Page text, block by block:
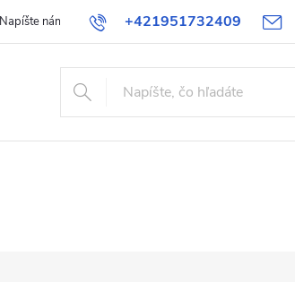
+421951732409
Napíšte nám Blog Obchodné podmienky